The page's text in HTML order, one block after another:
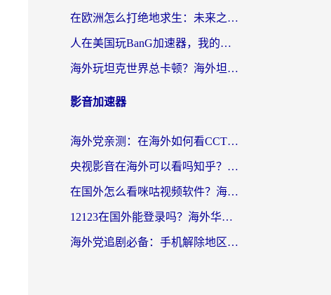
在欧洲怎么打绝地求生：未来之役不卡？留学生亲测的加速器避坑指南
人在美国玩BanG加速器，我的延迟终于绿了
海外玩坦克世界总卡顿？海外坦克世界加速器有哪些？实测好用的选择在这里
影音加速器
海外党亲测：在海外如何看CCTV？告别“仅限大陆播放”的实用指南
央视影音在海外可以看吗知乎？留学生亲测：3步解决地域限制+追剧自由
在国外怎么看咪咕视频软件？海外党亲测有效的回国加速方案
12123在国外能登录吗？海外华人必看的回国加速实用指南
海外党追剧必备：手机解除地区限制app怎么选？解决央视视频&国内剧地区限制全指南